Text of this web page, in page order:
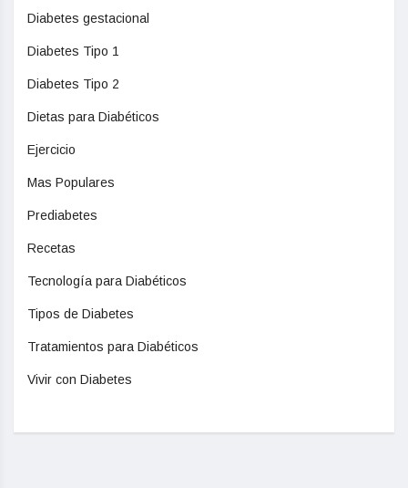
Diabetes gestacional
Diabetes Tipo 1
Diabetes Tipo 2
Dietas para Diabéticos
Ejercicio
Mas Populares
Prediabetes
Recetas
Tecnología para Diabéticos
Tipos de Diabetes
Tratamientos para Diabéticos
Vivir con Diabetes